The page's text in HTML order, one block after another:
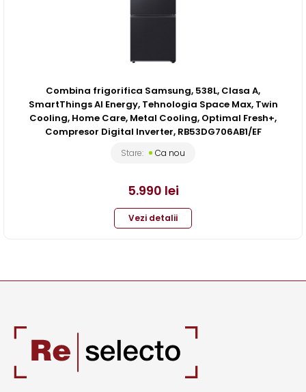
Combina frigorifica Samsung, 538L, Clasa A,
SmartThings AI Energy, Tehnologia Space Max, Twin
Cooling, Home Care, Metal Cooling, Optimal Fresh+,
Compresor Digital Inverter, RB53DG706AB1/EF
Stare: Ca nou
5.990 lei
Vezi detalii